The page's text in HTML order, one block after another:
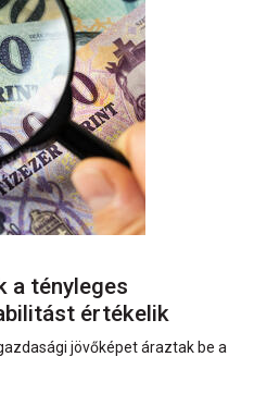
a tényleges
értékelik
jövőképet áraztak be a